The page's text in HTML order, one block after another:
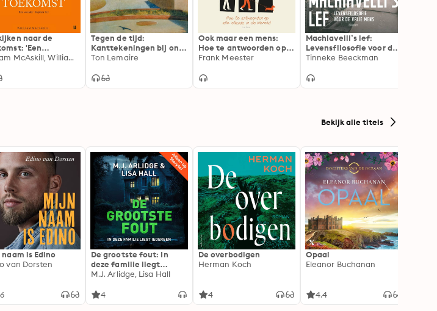
naar de
'Een
boek' William McAskill, William MacAskill
Tegen de tijd:
Kanttekeningen bij onze
wereld
Ton Lemaire
Ook maar een mens:
Hoe te antwoorden op
alle ellende in de wereld
Frank Meester
Machiavelli’s lef:
Levensfilosofie voor de
vrije mens
Tinneke Beeckman
Bekijk alle titels
naam is Edino
van Dorsten
De grootste fout: In
deze familie liegt
iedereen
M.J. Arlidge, Lisa Hall
4
De overbodigen
Herman Koch
4
Opaal
Eleanor Buchanan
4.4